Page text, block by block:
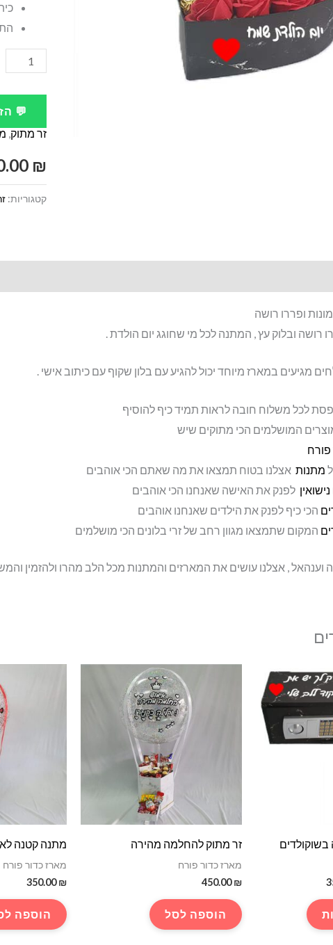
כמות
מארז
פרחים
עם
תמונות
רושה
💬
זר מתוק,
₪
קטגוריות:
ופררו רושה
רושה ובלוק עץ , המתנה לכל מי שחוגג יום הולדת .
מגיעים במארז מיוחד יכול להגיע עם בלון שקוף עם כיתוב אישי .
לכל משלוח חובה לראות תמיד כיף להוסיף
המושלמים הכי מתוקים שיש
פורח
מתנות אצלנו בטוח תמצאו את מה שאתם הכי אוהבים
לפנק את האישה שאנחנו הכי אוהבים
הכי כיף לפנק את הילדים שאנחנו אוהבים
המקום שתמצאו מגוון רחב של זרי בלונים הכי מושלמים
וענהאל , אצלנו עושים את המארזים והמתנות מכל הלב מהרו ולהזמין
טווח
עד
⁦350.00 ₪⁩
זה
זר מתוק להחלמה מהירה
מארז כדור פורח
450.00₪
הוספה לסל
מתנה קטנה
מארז כדור פורח
350.00₪
הוספה